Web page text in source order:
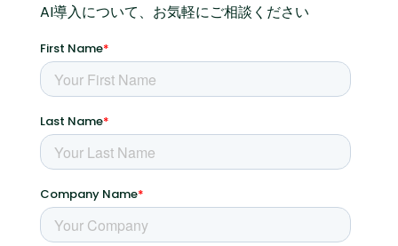
AI導入について、お気軽にご相談ください